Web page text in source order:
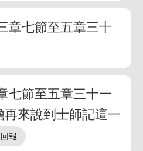
章七節至五章三十
七節至五章三十一
來說到士師記這一